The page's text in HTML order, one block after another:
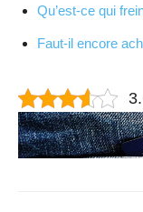
Qu’est-ce qui
Faut-il encore